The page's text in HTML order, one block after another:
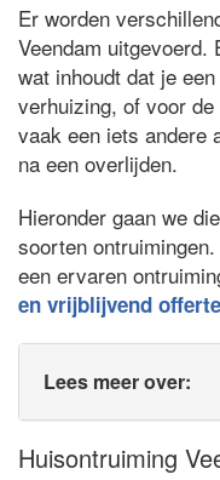
Er worden
Veendam uitgevoerd.
wat inhoudt dat je
verhuizing, of voor
vaak een iets andere
na een overlijden.
Hieronder gaan we
soorten
een ervaren
en vrijblijvend
Lees meer over:
Huisontruiming